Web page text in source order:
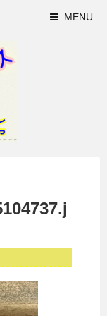
MENU